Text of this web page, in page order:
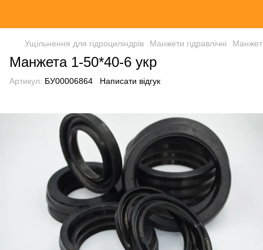
Ущільнення для гідроциліндрів Манжети гідравлічні
Манжета 1-50*40-6 укр
Артикул: БУ00006864 Написати відгук